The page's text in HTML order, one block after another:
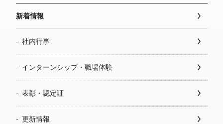
新着情報
社内行事
インターンシップ・職場体験
表彰・認定証
更新情報